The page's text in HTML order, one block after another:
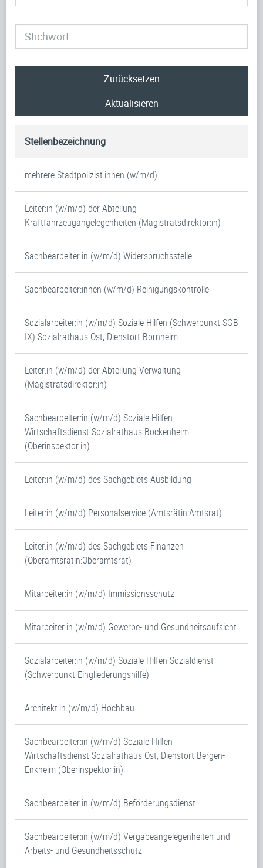
Zurücksetzen
Aktualisieren
Stellenbezeichnung
mehrere Stadtpolizist:innen (w/m/d)
Leiter:in (w/m/d) der Abteilung
Kraftfahrzeugangelegenheiten (Magistratsdirektor:in)
Sachbearbeiter:in (w/m/d) Widerspruchsstelle
Sachbearbeiter:innen (w/m/d) Reinigungskontrolle
Sozialarbeiter:in (w/m/d) Soziale Hilfen (Schwerpunkt SGB
IX) Sozialrathaus Ost, Dienstort Bornheim
Leiter:in (w/m/d) der Abteilung Verwaltung
(Magistratsdirektor:in)
Sachbearbeiter:in (w/m/d) Soziale Hilfen
Wirtschaftsdienst Sozialrathaus Bockenheim
(Oberinspektor:in)
Leiter:in (w/m/d) des Sachgebiets Ausbildung
Leiter:in (w/m/d) Personalservice (Amtsrätin:Amtsrat)
Leiter:in (w/m/d) des Sachgebiets Finanzen
(Oberamtsrätin:Oberamtsrat)
Mitarbeiter:in (w/m/d) Immissionsschutz
Mitarbeiter:in (w/m/d) Gewerbe- und Gesundheitsaufsicht
Sozialarbeiter:in (w/m/d) Soziale Hilfen Sozialdienst
(Schwerpunkt Eingliederungshilfe)
Architekt:in (w/m/d) Hochbau
Sachbearbeiter:in (w/m/d) Soziale Hilfen
Wirtschaftsdienst Sozialrathaus Ost, Dienstort Bergen-
Enkheim (Oberinspektor:in)
Sachbearbeiter:in (w/m/d) Beförderungsdienst
Sachbearbeiter:in (w/m/d) Vergabeangelegenheiten und
Arbeits- und Gesundheitsschutz